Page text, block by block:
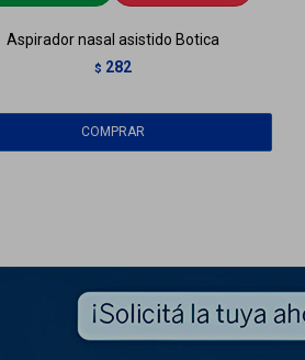
Aspirador nasal asistido Botica
$ 282